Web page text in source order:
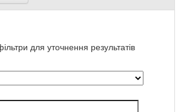
для уточнення результатів